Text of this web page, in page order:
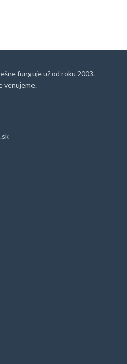
funguje už od roku 2003.
venujeme.